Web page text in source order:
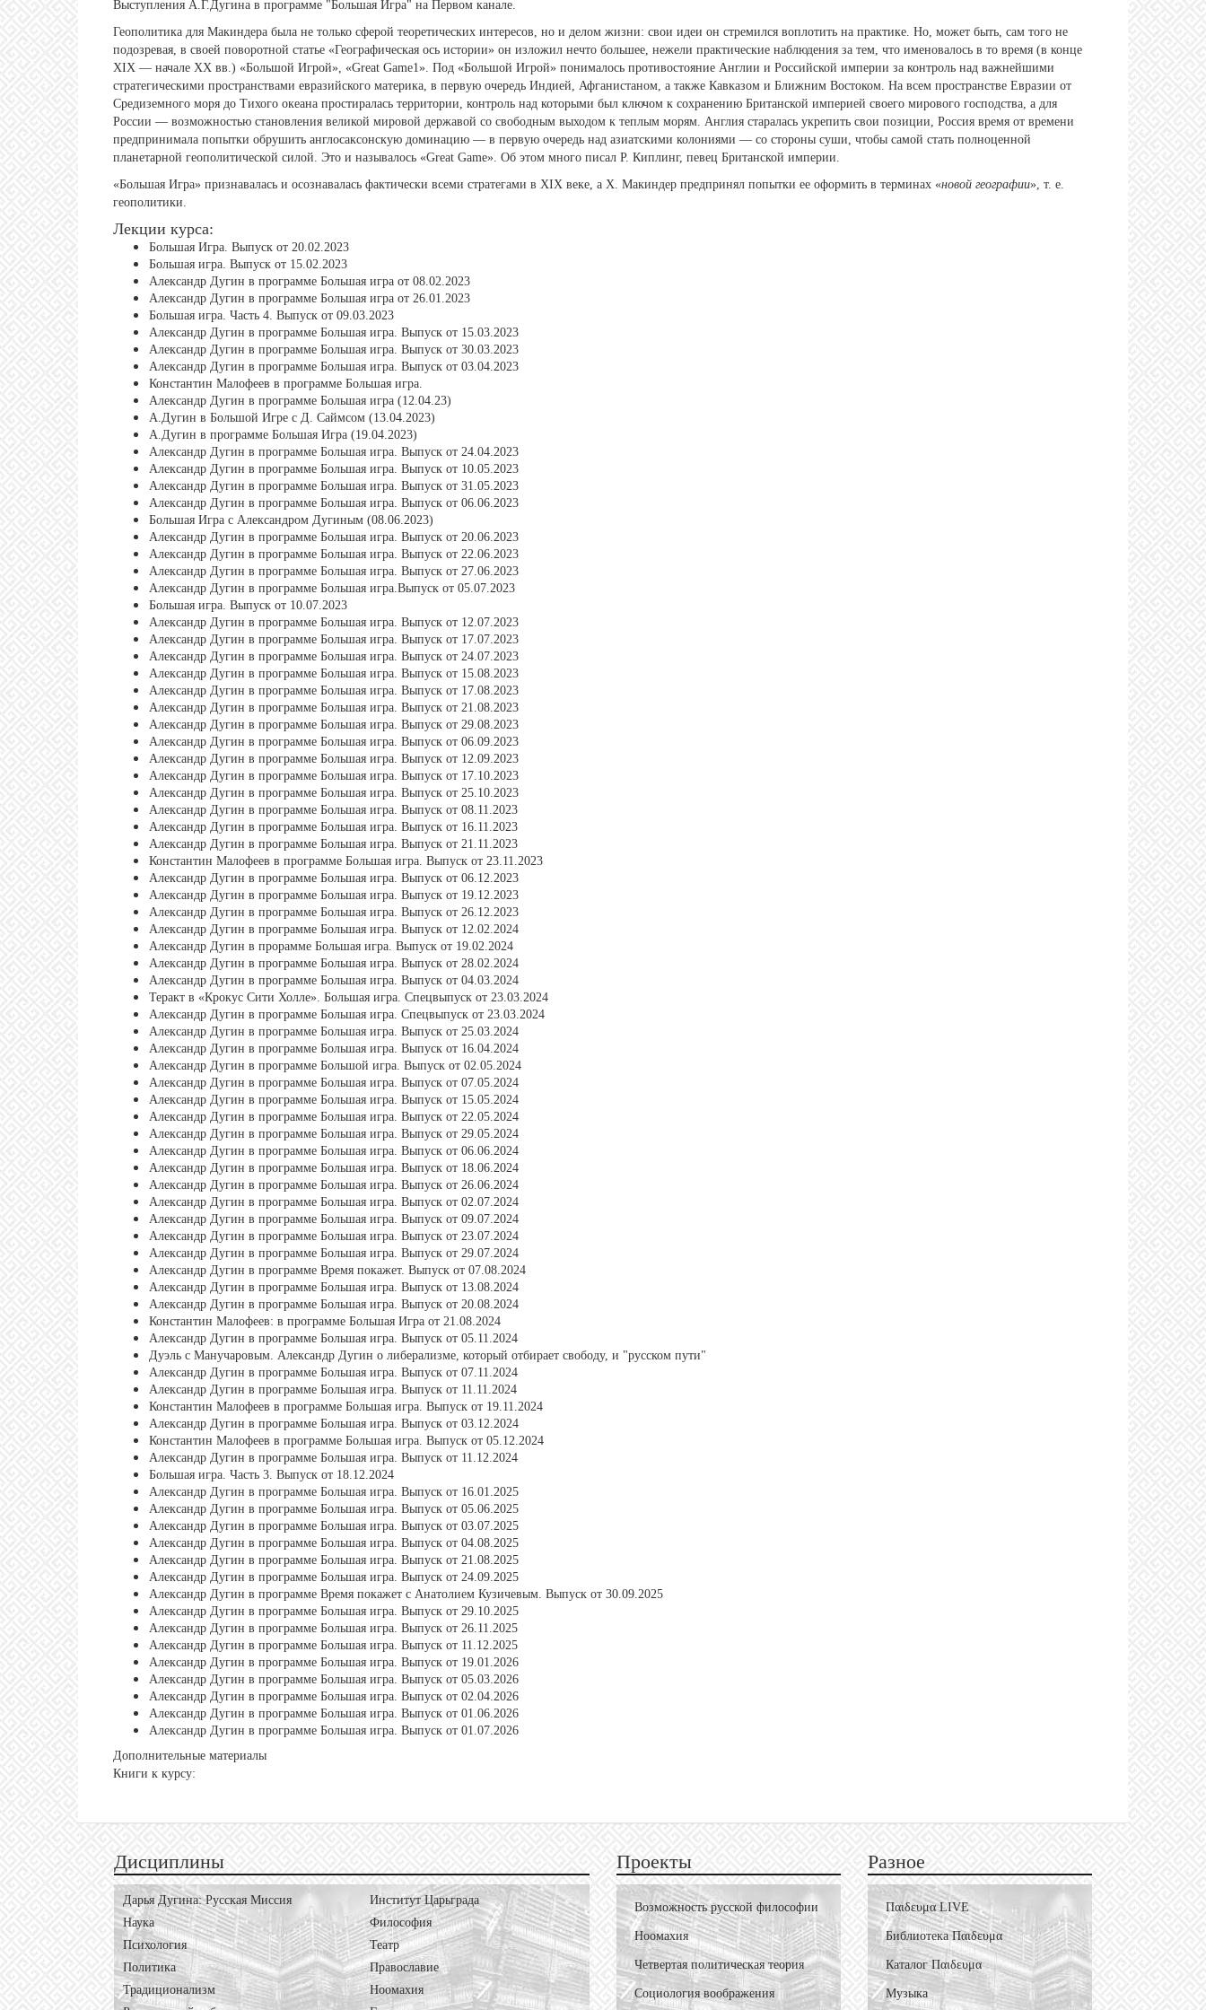
Выступления А.Г.Дугина в программе "Большая Игра" на Первом канале.
Геополитика для Макиндера была не только сферой теоретических интересов, но и делом жизни: свои идеи он стремился воплотить на практике. Но, может быть, сам того не
подозревая, в своей поворотной статье «Географическая ось истории» он изложил нечто большее, нежели практические наблюдения за тем, что именовалось в то время (в конце
XIX — начале ХХ вв.) «Большой Игрой», «Great Game1». Под «Большой Игрой» понималось противостояние Англии и Российской империи за контроль над важнейшими
стратегическими пространствами евразийского материка, в первую очередь Индией, Афганистаном, а также Кавказом и Ближним Востоком. На всем пространстве Евразии от
Средиземного моря до Тихого океана простиралась территории, контроль над которыми был ключом к сохранению Британской империей своего мирового господства, а для
России — возможностью становления великой мировой державой со свободным выходом к теплым морям. Англия старалась укрепить свои позиции, Россия время от времени
предпринимала попытки обрушить англосаксонскую доминацию — в первую очередь над азиатскими колониями — со стороны суши, чтобы самой стать полноценной
планетарной геополитической силой. Это и называлось «Great Game». Об этом много писал Р. Киплинг, певец Британской империи.
«Большая Игра» признавалась и осознавалась фактически всеми стратегами в XIX веке, а Х. Макиндер предпринял попытки ее оформить в терминах «новой географии», т. е.
геополитики.
Лекции курса:
Большая Игра. Выпуск от 20.02.2023
Большая игра. Выпуск от 15.02.2023
Александр Дугин в программе Большая игра от 08.02.2023
Александр Дугин в программе Большая игра от 26.01.2023
Большая игра. Часть 4. Выпуск от 09.03.2023
Александр Дугин в программе Большая игра. Выпуск от 15.03.2023
Александр Дугин в программе Большая игра. Выпуск от 30.03.2023
Александр Дугин в программе Большая игра. Выпуск от 03.04.2023
Константин Малофеев в программе Большая игра.
Александр Дугин в программе Большая игра (12.04.23)
А.Дугин в Большой Игре с Д. Саймсом (13.04.2023)
А.Дугин в программе Большая Игра (19.04.2023)
Александр Дугин в программе Большая игра. Выпуск от 24.04.2023
Александр Дугин в программе Большая игра. Выпуск от 10.05.2023
Александр Дугин в программе Большая игра. Выпуск от 31.05.2023
Александр Дугин в программе Большая игра. Выпуск от 06.06.2023
Большая Игра с Александром Дугиным (08.06.2023)
Александр Дугин в программе Большая игра. Выпуск от 20.06.2023
Александр Дугин в программе Большая игра. Выпуск от 22.06.2023
Александр Дугин в программе Большая игра. Выпуск от 27.06.2023
Александр Дугин в программе Большая игра.Выпуск от 05.07.2023
Большая игра. Выпуск от 10.07.2023
Александр Дугин в программе Большая игра. Выпуск от 12.07.2023
Александр Дугин в программе Большая игра. Выпуск от 17.07.2023
Александр Дугин в программе Большая игра. Выпуск от 24.07.2023
Александр Дугин в программе Большая игра. Выпуск от 15.08.2023
Александр Дугин в программе Большая игра. Выпуск от 17.08.2023
Александр Дугин в программе Большая игра. Выпуск от 21.08.2023
Александр Дугин в программе Большая игра. Выпуск от 29.08.2023
Александр Дугин в программе Большая игра. Выпуск от 06.09.2023
Александр Дугин в программе Большая игра. Выпуск от 12.09.2023
Александр Дугин в программе Большая игра. Выпуск от 17.10.2023
Александр Дугин в программе Большая игра. Выпуск от 25.10.2023
Александр Дугин в программе Большая игра. Выпуск от 08.11.2023
Александр Дугин в программе Большая игра. Выпуск от 16.11.2023
Александр Дугин в программе Большая игра. Выпуск от 21.11.2023
Константин Малофеев в программе Большая игра. Выпуск от 23.11.2023
Александр Дугин в программе Большая игра. Выпуск от 06.12.2023
Александр Дугин в программе Большая игра. Выпуск от 19.12.2023
Александр Дугин в программе Большая игра. Выпуск от 26.12.2023
Александр Дугин в программе Большая игра. Выпуск от 12.02.2024
Александр Дугин в прорамме Большая игра. Выпуск от 19.02.2024
Александр Дугин в программе Большая игра. Выпуск от 28.02.2024
Александр Дугин в программе Большая игра. Выпуск от 04.03.2024
Теракт в «Крокус Сити Холле». Большая игра. Спецвыпуск от 23.03.2024
Александр Дугин в программе Большая игра. Спецвыпуск от 23.03.2024
Александр Дугин в программе Большая игра. Выпуск от 25.03.2024
Александр Дугин в программе Большая игра. Выпуск от 16.04.2024
Александр Дугин в программе Большой игра. Выпуск от 02.05.2024
Александр Дугин в программе Большая игра. Выпуск от 07.05.2024
Александр Дугин в программе Большая игра. Выпуск от 15.05.2024
Александр Дугин в программе Большая игра. Выпуск от 22.05.2024
Александр Дугин в программе Большая игра. Выпуск от 29.05.2024
Александр Дугин в программе Большая игра. Выпуск от 06.06.2024
Александр Дугин в программе Большая игра. Выпуск от 18.06.2024
Александр Дугин в программе Большая игра. Выпуск от 26.06.2024
Александр Дугин в программе Большая игра. Выпуск от 02.07.2024
Александр Дугин в программе Большая игра. Выпуск от 09.07.2024
Александр Дугин в программе Большая игра. Выпуск от 23.07.2024
Александр Дугин в программе Большая игра. Выпуск от 29.07.2024
Александр Дугин в программе Время покажет. Выпуск от 07.08.2024
Александр Дугин в программе Большая игра. Выпуск от 13.08.2024
Александр Дугин в программе Большая игра. Выпуск от 20.08.2024
Константин Малофеев: в программе Большая Игра от 21.08.2024
Александр Дугин в программе Большая игра. Выпуск от 05.11.2024
Дуэль с Манучаровым. Александр Дугин о либерализме, который отбирает свободу, и "русском пути"
Александр Дугин в программе Большая игра. Выпуск от 07.11.2024
Александр Дугин в программе Большая игра. Выпуск от 11.11.2024
Константин Малофеев в программе Большая игра. Выпуск от 19.11.2024
Александр Дугин в программе Большая игра. Выпуск от 03.12.2024
Константин Малофеев в программе Большая игра. Выпуск от 05.12.2024
Александр Дугин в программе Большая игра. Выпуск от 11.12.2024
Большая игра. Часть 3. Выпуск от 18.12.2024
Александр Дугин в программе Большая игра. Выпуск от 16.01.2025
Александр Дугин в программе Большая игра. Выпуск от 05.06.2025
Александр Дугин в программе Большая игра. Выпуск от 03.07.2025
Александр Дугин в программе Большая игра. Выпуск от 04.08.2025
Александр Дугин в программе Большая игра. Выпуск от 21.08.2025
Александр Дугин в программе Большая игра. Выпуск от 24.09.2025
Александр Дугин в программе Время покажет с Анатолием Кузичевым. Выпуск от 30.09.2025
Александр Дугин в программе Большая игра. Выпуск от 29.10.2025
Александр Дугин в программе Большая игра. Выпуск от 26.11.2025
Александр Дугин в программе Большая игра. Выпуск от 11.12.2025
Александр Дугин в программе Большая игра. Выпуск от 19.01.2026
Александр Дугин в программе Большая игра. Выпуск от 05.03.2026
Александр Дугин в программе Большая игра. Выпуск от 02.04.2026
Александр Дугин в программе Большая игра. Выпуск от 01.06.2026
Александр Дугин в программе Большая игра. Выпуск от 01.07.2026
Дополнительные материалы
Книги к курсу:
Дисциплины
Дарья Дугина: Русская Миссия
Институт Царьграда
Наука
Философия
Психология
Театр
Политика
Православие
Традиционализм
Ноомахия
Проекты
Возможность русской философии
Ноомахия
Четвертая политическая теория
Социология воображения
Разное
Пαιδευμα LIVE
Библиотека Пαιδευμα
Каталог Пαιδευμα
Музыка